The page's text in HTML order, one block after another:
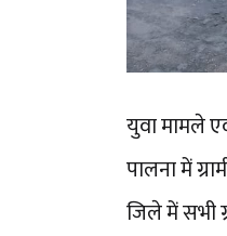
युवा मामले
पालना में
जिले में सभी